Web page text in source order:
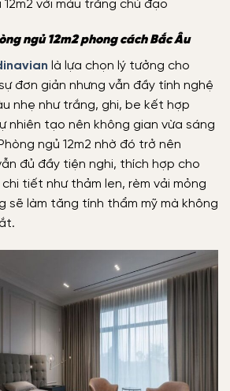
12m2 với màu trắng chủ đạo
ngủ 12m2 phong cách Bắc Âu
là lựa chọn lý tưởng cho
đơn giản nhưng vẫn đầy tính nghệ
nhẹ như trắng, ghi, be kết hợp
nhiên tạo nên không gian vừa sáng
ngủ 12m2 nhờ đó trở nên
đủ đầy tiện nghi, thích hợp cho
tiết như thảm len, rèm vải mỏng
sẽ làm tăng tính thẩm mỹ mà không